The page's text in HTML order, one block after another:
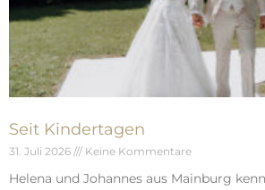
Seit Kindertagen
31. Juli 2026 Keine Kommentare
Helena und Johannes aus Mainburg